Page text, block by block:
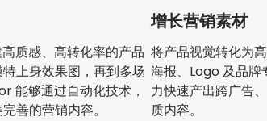
质感、高转化率的产品
上身效果图，再到多场
能够通过自动化技术，
善的营销内容。
增长营销素材
将产品视觉转化为
海报、Logo 及品
力快速产出跨广告
质内容。